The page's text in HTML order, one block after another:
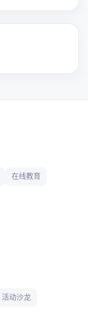
在线教育
活动沙龙